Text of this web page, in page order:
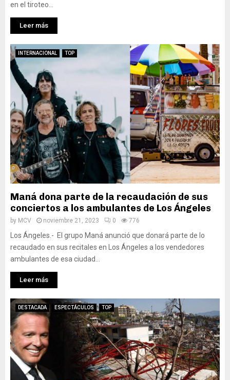
en el tiroteo...
Leer más
INTERNACIONAL TOP
Maná dona parte de la recaudación de sus
conciertos a los ambulantes de Los Ángeles
by MCV noviembre 21, 2023 0 776
Los Ángeles.- El grupo Maná anunció que donará parte de lo
recaudado en sus recitales en Los Ángeles a los vendedores
ambulantes de esa ciudad...
Leer más
DESTACADA ESPECTÁCULOS TOP